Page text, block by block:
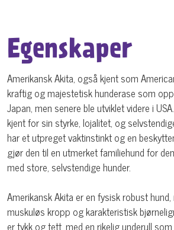
Egenskaper
Amerikansk Akita, også kjent som
kraftig og majestetisk hunderase som
Japan, men senere ble utviklet videre i
kjent for sin styrke, lojalitet, og
har et utpreget vaktinstinkt og en
gjør den til en utmerket familiehund for
med store, selvstendige hunder.
Amerikansk Akita er en fysisk robust
muskuløs kropp og karakteristisk
er tykk og tett, med en rikelig underull